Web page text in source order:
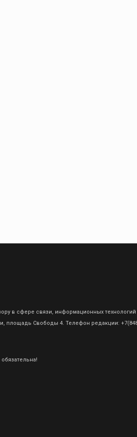
в сфере связи, информационных
площадь Свободы 4. Телефон редакции: